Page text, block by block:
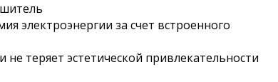
электроэнергии за счет встроенного
теряет эстетической привлекательности